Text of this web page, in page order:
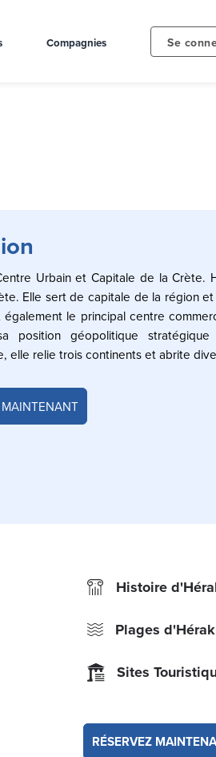
Compagnies Se
Urbain et Capitale de la Crète.
Elle sert de capitale de la région
également le principal centre
position géopolitique
elle relie trois continents et abrite
MAINTENANT
Histoire
Plages
Sites
RÉSERVEZ